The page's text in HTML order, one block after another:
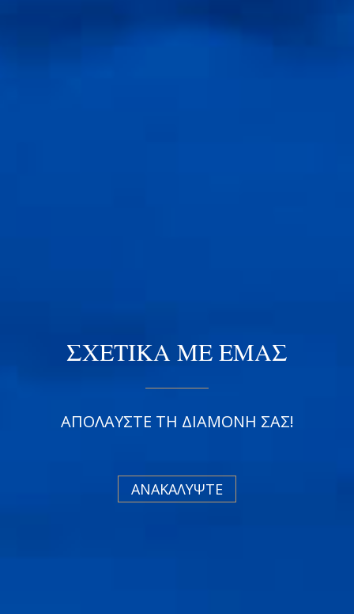
ΣΧΕΤΙΚΑ ΜΕ ΕΜΑΣ
ΑΠΟΛΑΥΣΤΕ ΤΗ ΔΙΑΜΟΝΗ ΣΑΣ!
ΑΝΑΚΑΛΥΨΤΕ